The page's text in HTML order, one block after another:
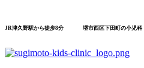
JR津久野駅から徒歩8分 堺市西区下田町の小児科